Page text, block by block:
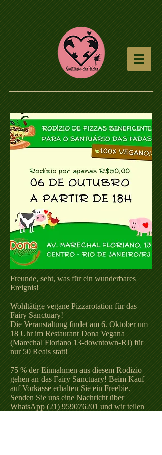
Freunde, seht, was für ein wunderbares
Ereignis!
Wohltätige vegane Pizzarotation für das
Fairy Sanctuary!
Die Veranstaltung findet am 6. Oktober um
18 Uhr im Restaurant Dona Vegana
(Marechal Floriano 13-downtown-RJ) für
nur 50 Reais statt!
75 % der Einnahmen aus diesem Rodizio
gehen an das Fairy Sanctuary! Beim Kauf
auf Vorkasse erhalten Sie ein Freebie.
Senden Sie uns eine Nachricht über
WhatsApp(21) 959076201 und wir teilen